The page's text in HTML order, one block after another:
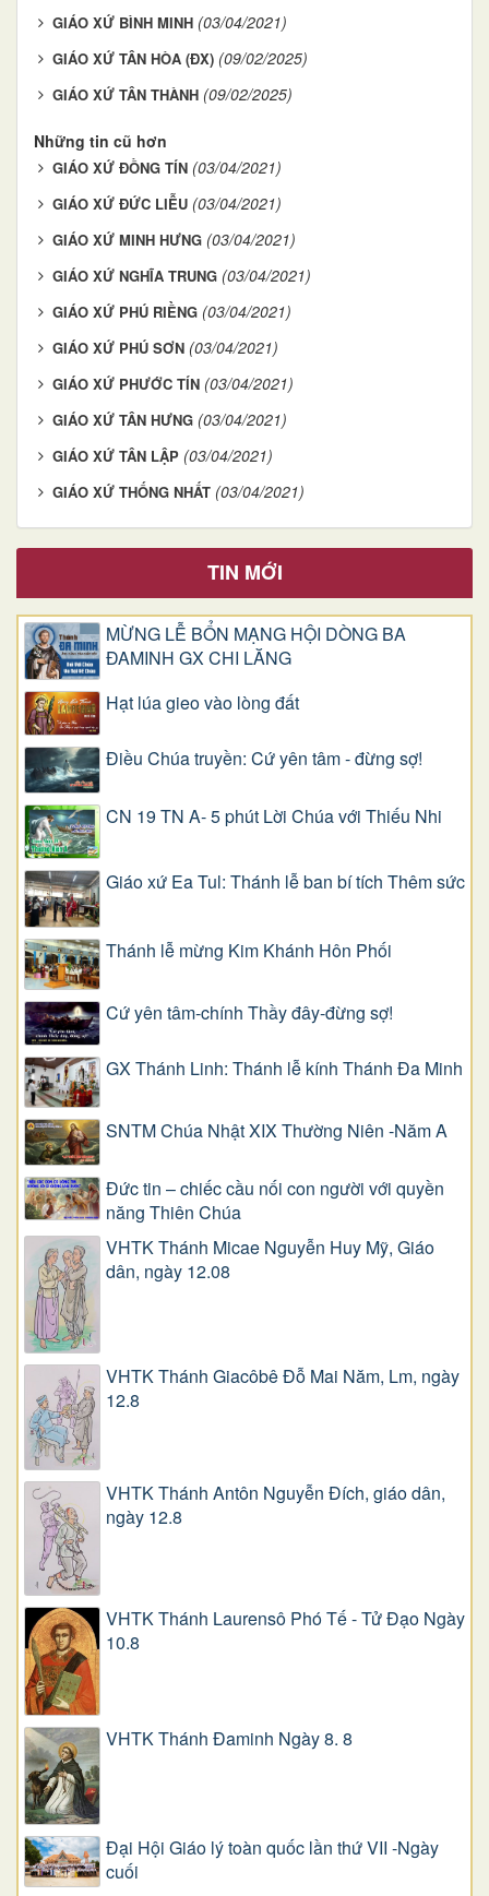
GIÁO XỨ BÌNH MINH (03/04/2021)
GIÁO XỨ TÂN HÒA (ĐX) (09/02/2025)
GIÁO XỨ TÂN THÀNH (09/02/2025)
Những tin cũ hơn
GIÁO XỨ ĐỒNG TÍN (03/04/2021)
GIÁO XỨ ĐỨC LIỄU (03/04/2021)
GIÁO XỨ MINH HƯNG (03/04/2021)
GIÁO XỨ NGHĨA TRUNG (03/04/2021)
GIÁO XỨ PHÚ RIỀNG (03/04/2021)
GIÁO XỨ PHÚ SƠN (03/04/2021)
GIÁO XỨ PHƯỚC TÍN (03/04/2021)
GIÁO XỨ TÂN HƯNG (03/04/2021)
GIÁO XỨ TÂN LẬP (03/04/2021)
GIÁO XỨ THỐNG NHẤT (03/04/2021)
TIN MỚI
MỪNG LỄ BỔN MẠNG HỘI DÒNG BA
ĐAMINH GX CHI LĂNG
Hạt lúa gieo vào lòng đất
Điều Chúa truyền: Cứ yên tâm - đừng sợ!
CN 19 TN A- 5 phút Lời Chúa với Thiếu Nhi
Giáo xứ Ea Tul: Thánh lễ ban bí tích Thêm sức
Thánh lễ mừng Kim Khánh Hôn Phối
Cứ yên tâm-chính Thầy đây-đừng sợ!
GX Thánh Linh: Thánh lễ kính Thánh Đa Minh
SNTM Chúa Nhật XIX Thường Niên -Năm A
Đức tin – chiếc cầu nối con người với quyền
năng Thiên Chúa
VHTK Thánh Micae Nguyễn Huy Mỹ, Giáo
dân, ngày 12.08
VHTK Thánh Giacôbê Ðỗ Mai Năm, Lm, ngày
12.8
VHTK Thánh Antôn Nguyễn Ðích, giáo dân,
ngày 12.8
VHTK Thánh Laurensô Phó Tế - Tử Đạo Ngày
10.8
VHTK Thánh Đaminh Ngày 8. 8
Đại Hội Giáo lý toàn quốc lần thứ VII -Ngày
cuối